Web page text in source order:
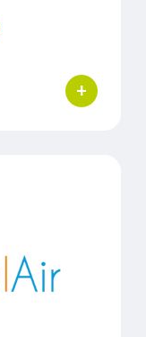
+
bouton